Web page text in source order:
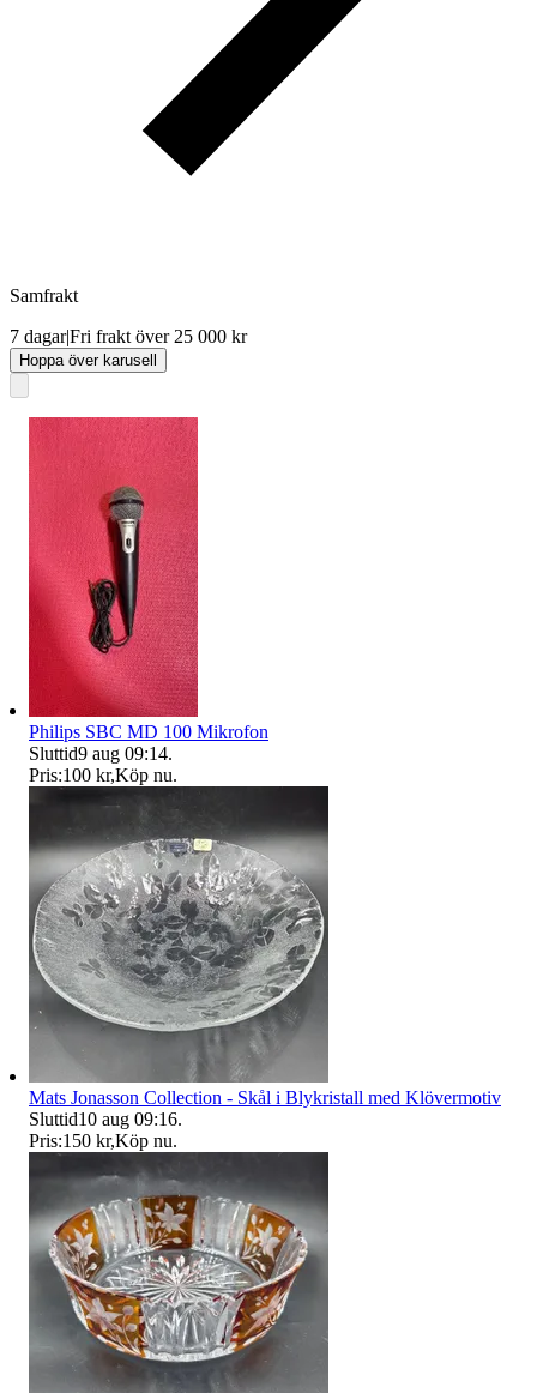
Samfrakt
7 dagar|Fri frakt över 25 000 kr
Hoppa över karusell
Philips SBC MD 100 Mikrofon
Sluttid9 aug 09:14.
Pris:100 kr,Köp nu.
Mats Jonasson Collection - Skål i Blykristall med Klövermotiv
Sluttid10 aug 09:16.
Pris:150 kr,Köp nu.